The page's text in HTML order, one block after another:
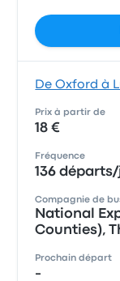
De Oxford à
Prix à partir de
18 €
Fréquence
136
Compagnie de
National
Counties),
Prochain départ
-